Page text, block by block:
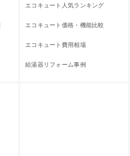
エコキュート人気ランキング
エコキュート価格・機能比較
エコキュート費用相場
給湯器リフォーム事例